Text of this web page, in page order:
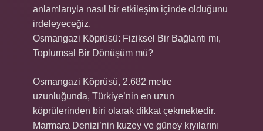
anlamlarıyla nasıl bir etkileşim içinde olduğunu
irdeleyeceğiz.
Osmangazi Köprüsü: Fiziksel Bir Bağlantı mı,
Toplumsal Bir Dönüşüm mü?
Osmangazi Köprüsü, 2.682 metre
uzunluğunda, Türkiye’nin en uzun
köprülerinden biri olarak dikkat çekmektedir.
Marmara Denizi’nin kuzey ve güney kıyılarını